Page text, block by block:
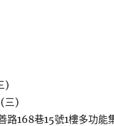
)
三)
路168巷15號1樓多功能